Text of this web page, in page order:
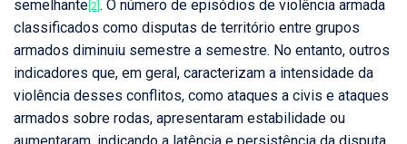
semelhante[2] . O número de episódios de violência armada
classificados como disputas de território entre grupos
armados diminuiu semestre a semestre. No entanto, outros
indicadores que, em geral, caracterizam a intensidade da
violência desses conflitos, como ataques a civis e ataques
armados sobre rodas, apresentaram estabilidade ou
aumentaram, indicando a latência e persistência da disputa